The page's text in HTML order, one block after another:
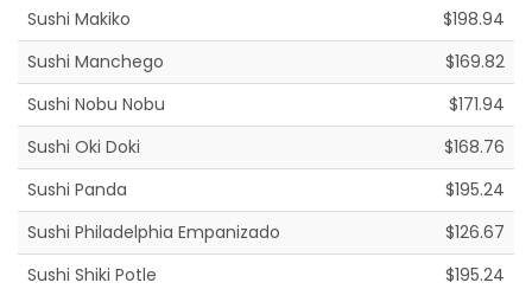
Sushi Makiko
$198.94
Sushi Manchego
$169.82
Sushi Nobu Nobu
$171.94
Sushi Oki Doki
$168.76
Sushi Panda
$195.24
Sushi Philadelphia Empanizado
$126.67
Sushi Shiki Potle
$195.24